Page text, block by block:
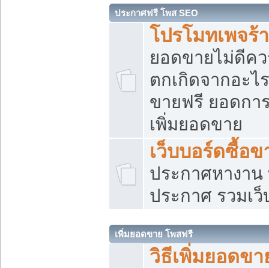
ประกาศฟรี โพส SEO
โปรโมทเพจร้
ยอดขายไม่ดีค
ตกเกิดจากอะไ
ขายฟรี ยอดกา
เพิ่มยอดขาย
เว็บบอร์ดซื้อข
ประกาศหางาน
ประกาศ รวมเ
เพิ่มยอดขาย โพสฟรี
วิธีเพิ่มยอดข